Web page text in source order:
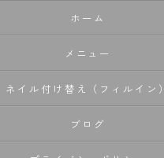
ホーム
メニュー
ネイル付け替え（フィルイン）
ブログ